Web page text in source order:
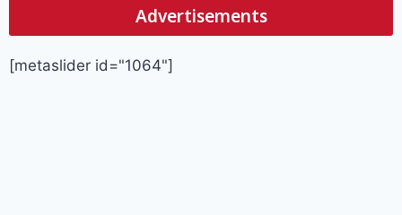
Advertisements
[metaslider id="1064"]